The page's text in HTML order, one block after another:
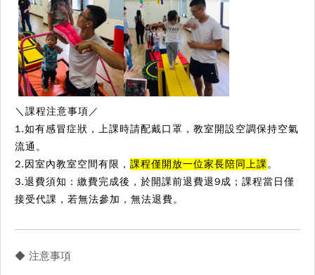
＼課程注意事項／
1.如有感冒症狀，上課時請配戴口罩，教室開設空調保持空氣
流通 。
2.因室內教室空間有限， 課程僅開放一位家長陪同上課。
3.退費須知：繳費完成後，於開課前退費退9成；課程當日僅
接受代課，若無法參加，無法退費。
◆ 注意事項